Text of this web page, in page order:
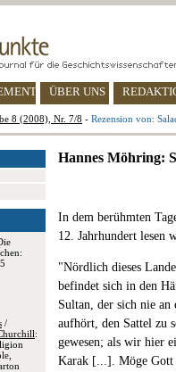
ÜBER UNS
8 (2008), Nr. 7/8 - Rezension von:
/
:
Hannes Möhring:
In dem berühmten
12. Jahrhundert lesen
"Nördlich dieses
befindet sich in den
Sultan, der sich nie
aufhört, den Sattel zu
gewesen; als wir hier
Karak [...]. Möge Gott